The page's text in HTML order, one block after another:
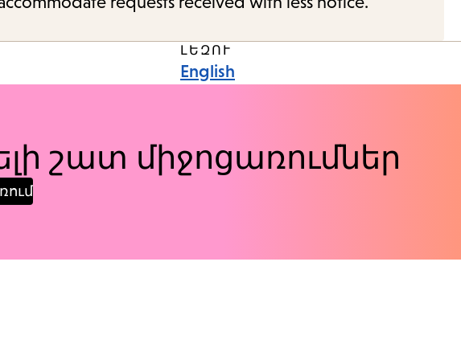
ԼԵԶՈՒ
English
շատ միջոցառումներ